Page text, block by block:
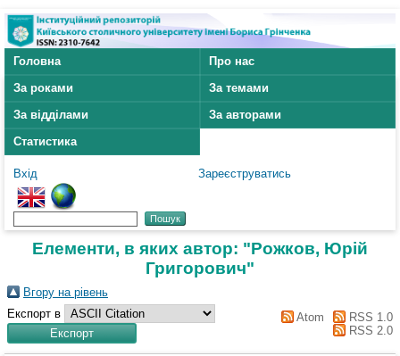
Головна
Про нас
За роками
За темами
За відділами
За авторами
Статистика
Вхід Зареєструватись
Елементи, в яких автор: "Рожков, Юрій
Григорович"
Вгору на рівень
Експорт в
Atom
RSS 1.0
RSS 2.0